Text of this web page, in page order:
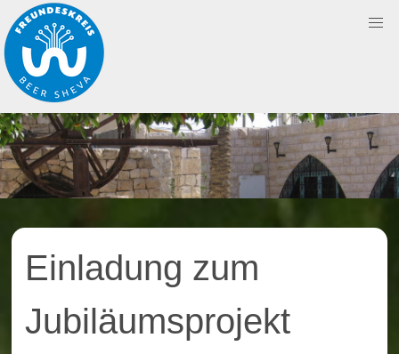
Skip
to
content
Einladung zum
Jubiläumsprojekt